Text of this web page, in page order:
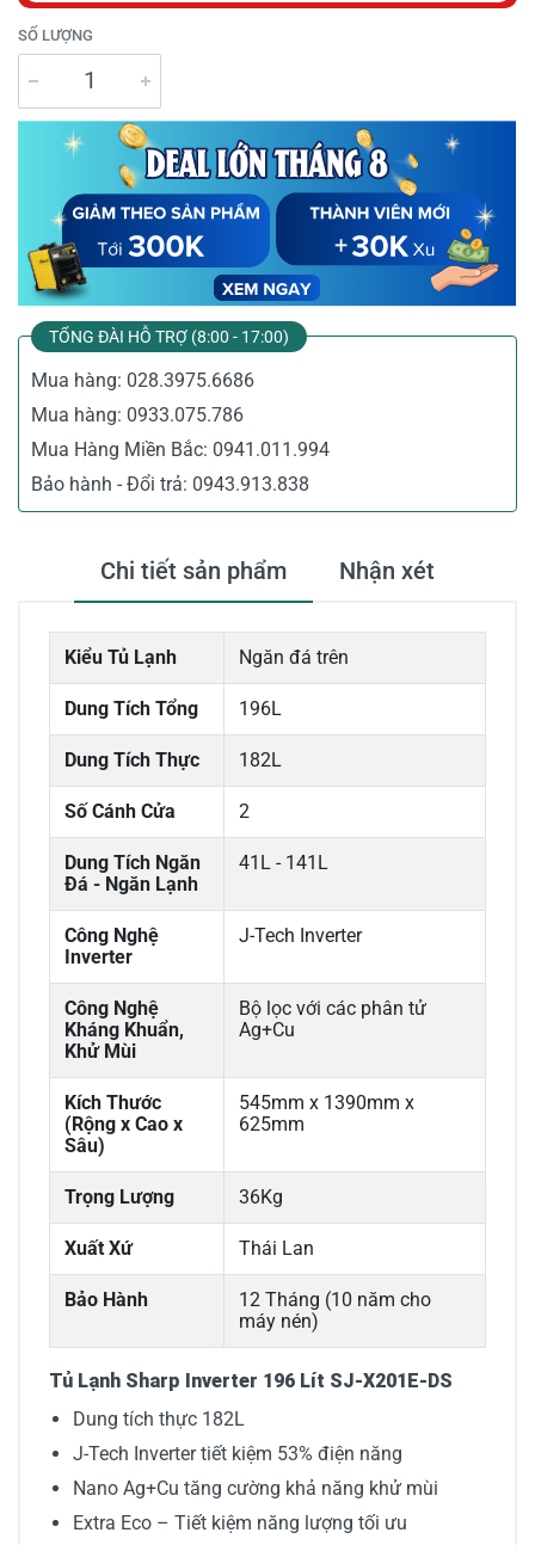
SỐ LƯỢNG
TỔNG ĐÀI HỖ TRỢ (8:00 - 17:00)
Mua hàng: 028.3975.6686
Mua hàng: 0933.075.786
Mua Hàng Miền Bắc: 0941.011.994
Bảo hành - Đổi trả: 0943.913.838
Chi tiết sản phẩm Nhận xét
Kiểu Tủ Lạnh Ngăn đá trên
Dung Tích Tổng 196L
Dung Tích Thực 182L
Số Cánh Cửa 2
Dung Tích Ngăn
Đá - Ngăn Lạnh
41L - 141L
Công Nghệ
Inverter
J-Tech Inverter
Công Nghệ
Kháng Khuẩn,
Khử Mùi
Bộ lọc với các phân tử
Ag+Cu
Kích Thước
(Rộng x Cao x
Sâu)
545mm x 1390mm x
625mm
Trọng Lượng 36Kg
Xuất Xứ Thái Lan
Bảo Hành
12 Tháng (10 năm cho
máy nén)
Tủ Lạnh Sharp Inverter 196 Lít SJ-X201E-DS
Dung tích thực 182L
J-Tech Inverter tiết kiệm 53% điện năng
Nano Ag+Cu tăng cường khả năng khử mùi
Extra Eco – Tiết kiệm năng lượng tối ưu